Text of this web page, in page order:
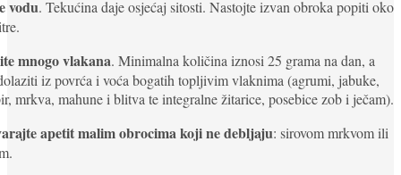
vodu. Tekućina daje osjećaj sitosti. Nastojte izvan obroka popiti oko
mnogo vlakana. Minimalna količina iznosi 25 grama na dan, a
iz povrća i voća bogatih topljivim vlaknima (agrumi, jabuke,
mrkva, mahune i blitva te integralne žitarice, posebice zob i ječam).
apetit malim obrocima koji ne debljaju: sirovom mrkvom ili